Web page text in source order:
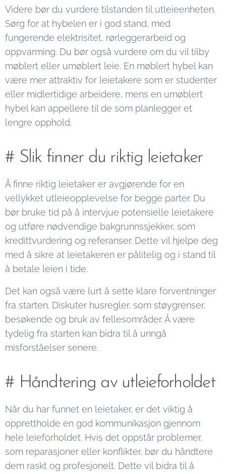
Videre bør du vurdere tilstanden til utleieenheten.
Sørg for at hybelen er i god stand, med
fungerende elektrisitet, rørleggerarbeid og
oppvarming. Du bør også vurdere om du vil tilby
møblert eller umøblert leie. En møblert hybel kan
være mer attraktiv for leietakere som er studenter
eller midlertidige arbeidere, mens en umøblert
hybel kan appellere til de som planlegger et
lengre opphold.
# Slik finner du riktig leietaker
Å finne riktig leietaker er avgjørende for en
vellykket utleieopplevelse for begge parter. Du
bør bruke tid på å intervjue potensielle leietakere
og utføre nødvendige bakgrunnssjekker, som
kredittvurdering og referanser. Dette vil hjelpe deg
med å sikre at leietakeren er pålitelig og i stand til
å betale leien i tide.
Det kan også være lurt å sette klare forventninger
fra starten. Diskuter husregler, som støygrenser,
besøkende og bruk av fellesområder. Å være
tydelig fra starten kan bidra til å unngå
misforståelser senere.
# Håndtering av utleieforholdet
Når du har funnet en leietaker, er det viktig å
opprettholde en god kommunikasjon gjennom
hele leieforholdet. Hvis det oppstår problemer,
som reparasjoner eller konflikter, bør du håndtere
dem raskt og profesjonelt. Dette vil bidra til å